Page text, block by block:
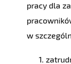
pracy dla
w